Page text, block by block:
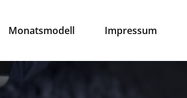
Monatsmodell Impressum